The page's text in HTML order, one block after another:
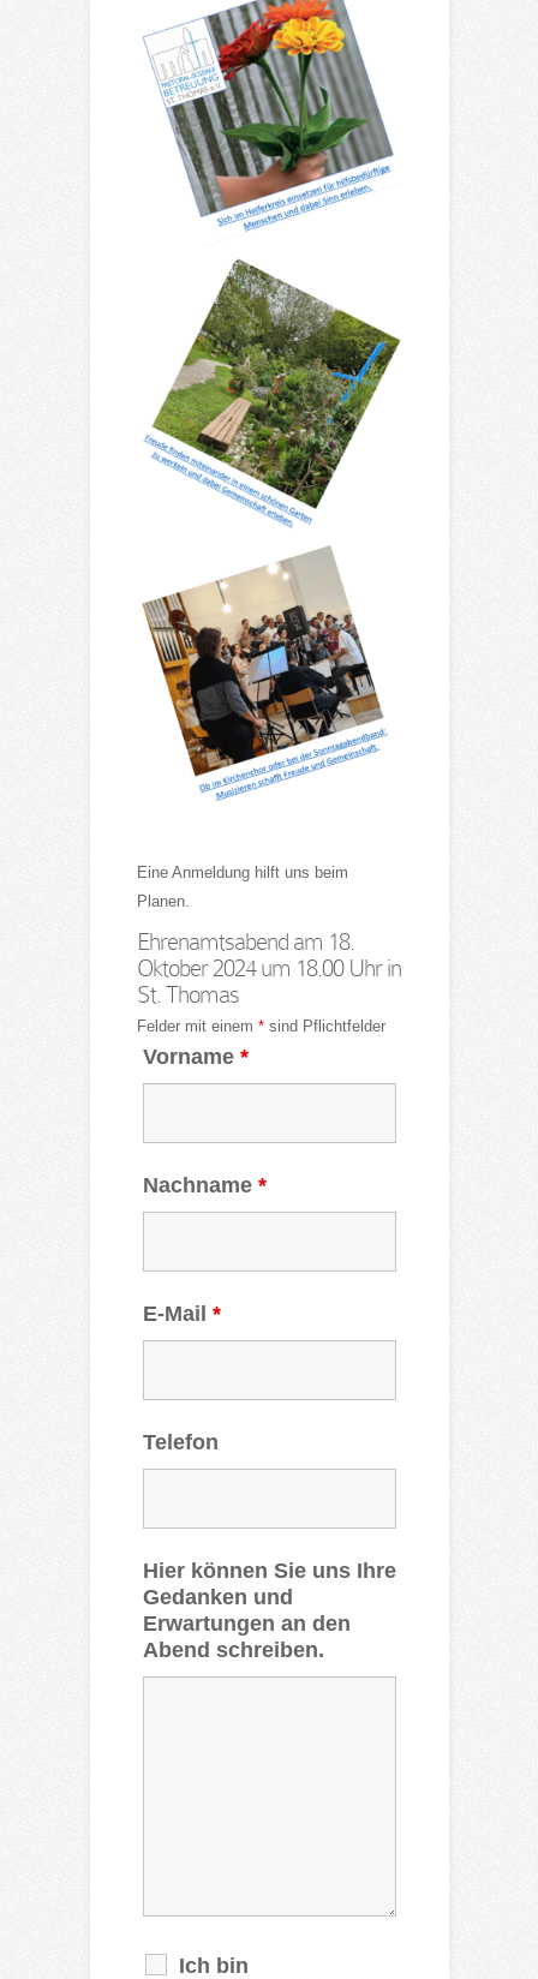
Eine Anmeldung hilft uns beim
Planen.
Ehrenamtsabend am 18.
Oktober 2024 um 18.00 Uhr in
St. Thomas
Felder mit einem *sind Pflichtfelder
Vorname *
Nachname *
E-Mail *
Telefon
Hier können Sie uns Ihre
Gedanken und
Erwartungen an den
Abend schreiben.
Ich bin